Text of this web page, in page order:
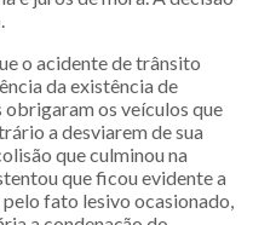
o acidente de trânsito
da existência de
obrigaram os veículos que
a desviarem de sua
que culminou na
que ficou evidente a
fato lesivo ocasionado,